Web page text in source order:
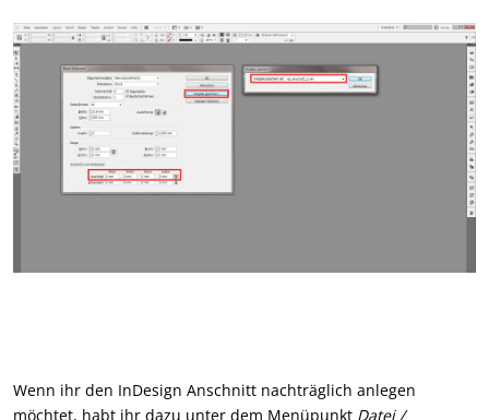
Wenn ihr den InDesign Anschnitt nachträglich anlegen
möchtet, habt ihr dazu unter dem Menüpunkt Datei /